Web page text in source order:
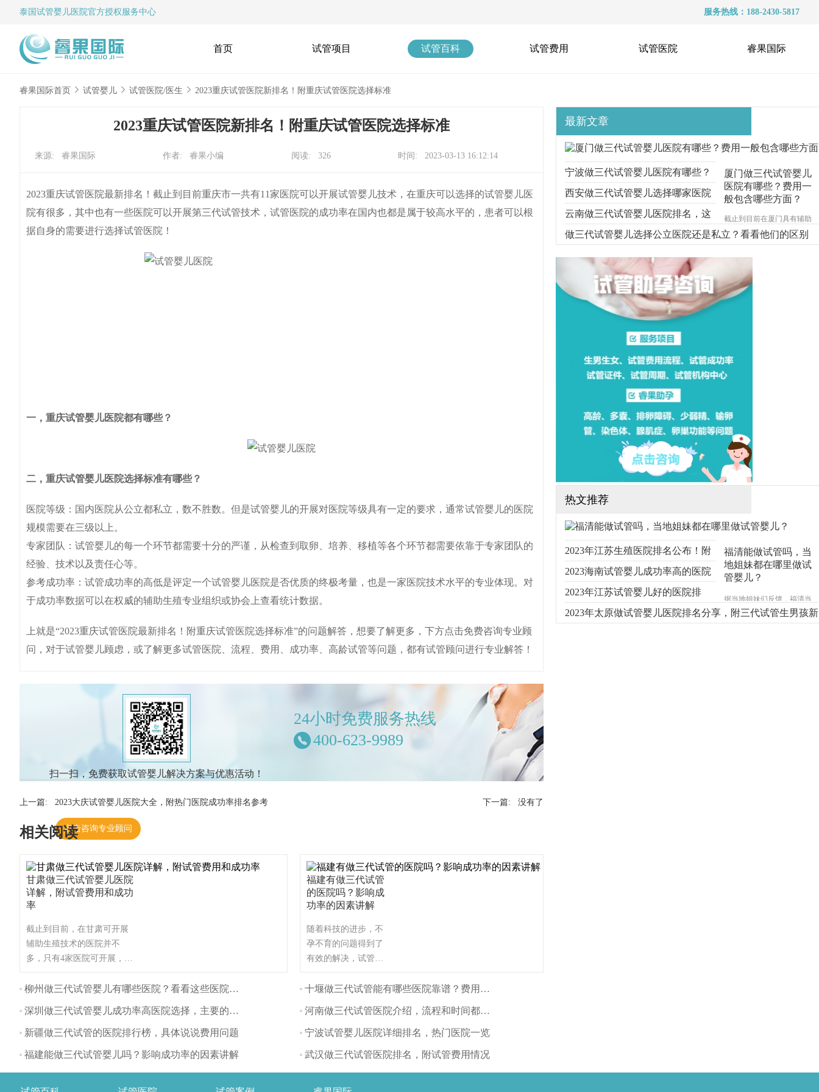
泰国试管婴儿 医院官方授权服务中心 服务热线：188-2430-5817
首页 试管项目 试管百科 试管费用 试管医院 睿果国际
睿果国际首页 试管婴儿 试管医院/医生 2023重庆试管医院新排名！附重庆试管医院选择标准
2023重庆试管医院新排名！附重庆试管医院选择标准
来源: 睿果国际 作者: 睿果小编 阅读: 326 时间: 2023-03-13 16:12:14
2023重庆试管医院最新排名！截止到目前重庆市一共有11家医院可以开展试管婴儿技术，在重庆可以选择的试管婴儿医
院有很多，其中也有一些医院可以开展第三代试管技术，试管医院的成功率在国内也都是属于较高水平的，患者可以根
据自身的需要进行选择试管医院！
一，重庆试管婴儿医院都有哪些？
二，重庆试管婴儿医院选择标准有哪些？
医院等级：国内医院从公立都私立，数不胜数。但是试管婴儿的开展对医院等级具有一定的要求，通常试管婴儿的医院
规模需要在三级以上。
专家团队：试管婴儿的每一个环节都需要十分的严谨，从检查到取卵、培养、移植等各个环节都需要依靠于专家团队的
经验、技术以及责任心等。
参考成功率：试管成功率的高低是评定一个试管婴儿医院是否优质的终极考量，也是一家医院技术水平的专业体现。对
于成功率数据可以在权威的辅助生殖专业组织或协会上查看统计数据。
上就是“2023重庆试管医院最新排名！附重庆试管医院选择标准”的问题解答，想要了解更多，下方点击免费咨询专业顾
问，对于试管婴儿顾虑，或了解更多试管医院、流程、费用、成功率、高龄试管等问题，都有试管顾问进行专业解答！
扫一扫，免费获取试管婴儿解决方案与优惠活动！
24小时免费服务热线
400-623-9989
点击咨询专业顾问
上一篇: 2023大庆试管婴儿医院大全，附热门医院成功率排名参考 下一篇: 没有了
相关阅读
甘肃做三代试管婴儿医院
详解，附试管费用和成功
率
截止到目前，在甘肃可开展
辅助生殖技术的医院并不
多，只有4家医院可开展，这
代试管婴儿技术，甘肃不孕
州开展试管婴儿技术，这里
为大家整理甘肃试管医院名
试管婴儿流程、费用、成功
率，可点击在线咨询，询问
专业顾问，解决相关问题）
柳州做三代试管婴儿有哪些医院？看看这些医院排名
深圳做三代试管婴儿成功率高医院选择，主要的流程有哪些？
新疆做三代试管的医院排行榜，具体说说费用问题
福建能做三代试管婴儿吗？影响成功率的因素讲解
福建有做三代试管
的医院吗？影响成
功率的因素讲解
随着科技的进步，不
孕不育的问题得到了
有效的解决，试管婴
的辅助生殖技术，被
受。那么福建有哪些
比较好的三代试管医
看吧！（如果还想了
解更多的试管婴儿流
程、费用、成功率，
十堰做三代试管能有哪些医院靠谱？费用方面多吗？
河南做三代试管医院介绍，流程和时间都是怎样的
宁波试管婴儿医院详细排名，热门医院一览
武汉做三代试管医院排名，附试管费用情况
最新文章
厦门做三代试管婴儿
医院有哪些？费用一
般包含哪些方面？
截止到目前在厦门具有辅助
生殖技术资质的试管婴儿医
院一共有4家，分别为厦门的
一医院，这些医院都可以开
展一二代试管婴儿技术，下
面为大家整理厦门试管医院
宁波做三代试管婴儿医院有哪些？
选择医院时要多看什么？
西安做三代试管婴儿选择哪家医院
好？医院的收费情况如何？
云南做三代试管婴儿医院排名，这
三家医院都可以
做三代试管婴儿选择公立医院还是私立？看看他们的区别
热文推荐
福清能做试管吗，当
地姐妹都在哪里做试
管婴儿？
据当地姐妹们反馈，福清当
地并不能做试管婴儿，大多
数需要做试管辅助受孕的往
2023年江苏生殖医院排名公布！附
费用及成功率参考
2023海南试管婴儿成功率高的医院
有哪些？
2023年江苏试管婴儿好的医院排
名！附新排名参考
2023年太原做试管婴儿医院排名分享，附三代试管生男孩新